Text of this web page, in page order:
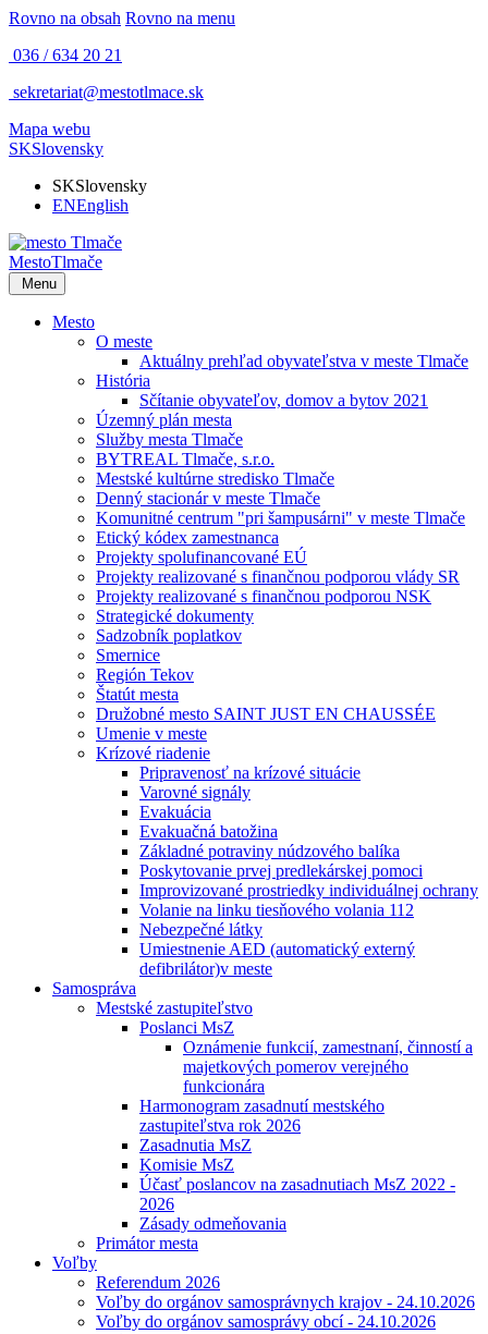
Rovno na obsah Rovno na menu
036 / 634 20 21
sekretariat@mestotlmace.sk
Mapa webu
SKSlovensky
SKSlovensky
ENEnglish
MestoTlmače
Menu
Mesto
O meste
Aktuálny prehľad obyvateľstva v meste Tlmače
História
Sčítanie obyvateľov, domov a bytov 2021
Územný plán mesta
Služby mesta Tlmače
BYTREAL Tlmače, s.r.o.
Mestské kultúrne stredisko Tlmače
Denný stacionár v meste Tlmače
Komunitné centrum "pri šampusárni" v meste Tlmače
Etický kódex zamestnanca
Projekty spolufinancované EÚ
Projekty realizované s finančnou podporou vlády SR
Projekty realizované s finančnou podporou NSK
Strategické dokumenty
Sadzobník poplatkov
Smernice
Región Tekov
Štatút mesta
Družobné mesto SAINT JUST EN CHAUSSÉE
Umenie v meste
Krízové riadenie
Pripravenosť na krízové situácie
Varovné signály
Evakuácia
Evakuačná batožina
Základné potraviny núdzového balíka
Poskytovanie prvej predlekárskej pomoci
Improvizované prostriedky individuálnej ochrany
Volanie na linku tiesňového volania 112
Nebezpečné látky
Umiestnenie AED (automatický externý
defibrilátor)v meste
Samospráva
Mestské zastupiteľstvo
Poslanci MsZ
Oznámenie funkcií, zamestnaní, činností a
majetkových pomerov verejného
funkcionára
Harmonogram zasadnutí mestského
zastupiteľstva rok 2026
Zasadnutia MsZ
Komisie MsZ
Účasť poslancov na zasadnutiach MsZ 2022 -
2026
Zásady odmeňovania
Primátor mesta
Voľby
Referendum 2026
Voľby do orgánov samosprávnych krajov - 24.10.2026
Voľby do orgánov samosprávy obcí - 24.10.2026